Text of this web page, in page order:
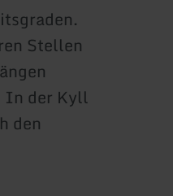
Stellen
In der Kyll
den